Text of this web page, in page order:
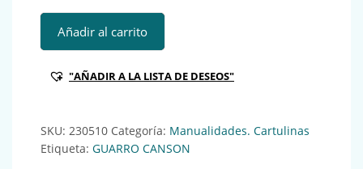
GUA PORTADA CARTULINA DA4 185GR AMARILLO
Añadir al carrito
"AÑADIR A LA LISTA DE DESEOS"
SKU: 230510 Categoría: Manualidades. Cartulinas
Etiqueta: GUARRO CANSON